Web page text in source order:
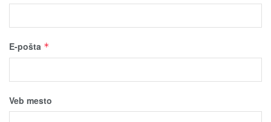
E-pošta *
Veb mesto